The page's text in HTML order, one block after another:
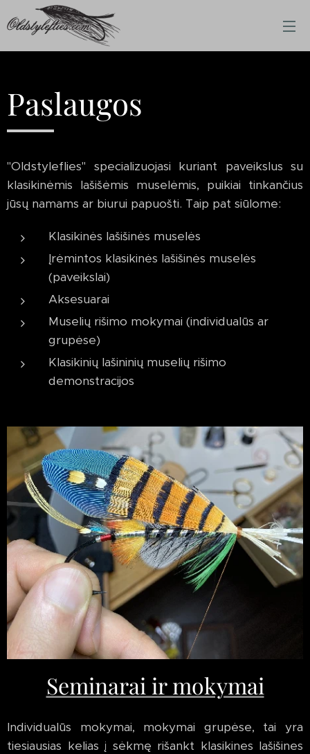
Paslaugos
"Oldstyleflies" specializuojasi kuriant paveikslus su
klasikinėmis lašišėmis muselėmis, puikiai tinkančius
jūsų namams ar biurui papuošti. Taip pat siūlome:
Klasikinės lašišinės muselės
Įrėmintos klasikinės lašišinės muselės
(paveikslai)
Aksesuarai
Muselių rišimo mokymai (individualūs ar
grupėse)
Klasikinių lašininių muselių rišimo
demonstracijos
Seminarai ir mokymai
Individualūs mokymai, mokymai grupėse, tai yra
tiesiausias kelias į sėkmę rišankt klasikines lašišines